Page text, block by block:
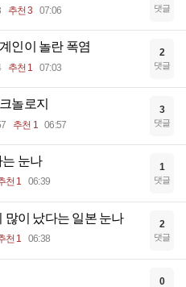
추천 3 07:06 댓글
인이 놀란 폭염
추천 1 07:03
2
댓글
놀로지
추천 1 06:57
3
댓글
는 눈나
천 1 06:39
1
댓글
많이 났다는 일본 눈나
천 1 06:38
2
댓글
0